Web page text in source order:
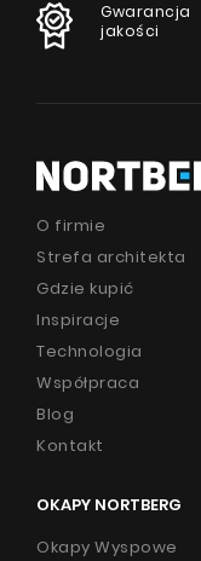
Gwarancja
jakości
O firmie
Strefa architekta
Gdzie kupić
Inspiracje
Technologia
Współpraca
Blog
Kontakt
OKAPY NORTBERG
Okapy Wyspowe